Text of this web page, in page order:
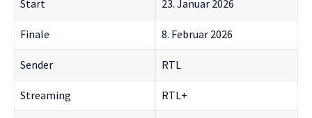
Start 23. Januar 2026
Finale 8. Februar 2026
Sender RTL
Streaming RTL+